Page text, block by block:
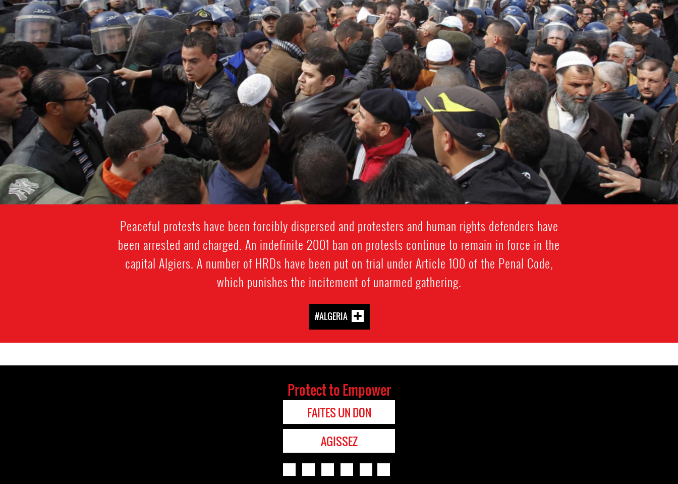
Peaceful protests have been forcibly dispersed and protesters and human rights defenders have
been arrested and charged. An indefinite 2001 ban on protests continue to remain in force in the
capital Algiers. A number of HRDs have been put on trial under Article 100 of the Penal Code,
which punishes the incitement of unarmed gathering.
#ALGERIA
Protect to Empower
FAITES UN DON
AGISSEZ